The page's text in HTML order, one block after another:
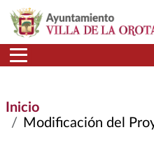
Pasar al contenido principal
Inicio
Modificación del